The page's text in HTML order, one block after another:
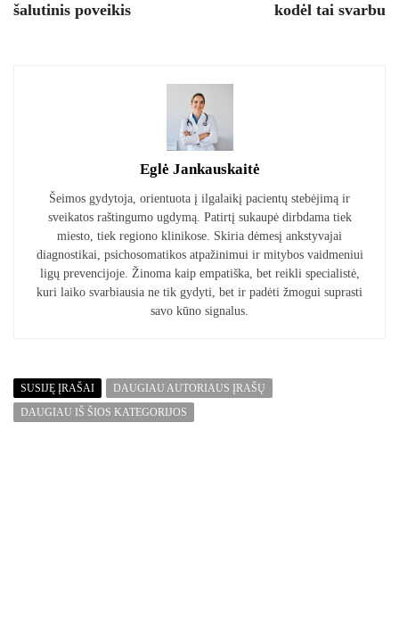
šalutinis poveikis
kodėl tai svarbu
Eglė Jankauskaitė
Šeimos gydytoja, orientuota į ilgalaikį pacientų stebėjimą ir
sveikatos raštingumo ugdymą. Patirtį sukaupė dirbdama tiek
miesto, tiek regiono klinikose. Skiria dėmesį ankstyvajai
diagnostikai, psichosomatikos atpažinimui ir mitybos vaidmeniui
ligų prevencijoje. Žinoma kaip empatiška, bet reikli specialistė,
kuri laiko svarbiausia ne tik gydyti, bet ir padėti žmogui suprasti
savo kūno signalus.
SUSIJĘ ĮRAŠAI
DAUGIAU AUTORIAUS ĮRAŠŲ
DAUGIAU IŠ ŠIOS KATEGORIJOS